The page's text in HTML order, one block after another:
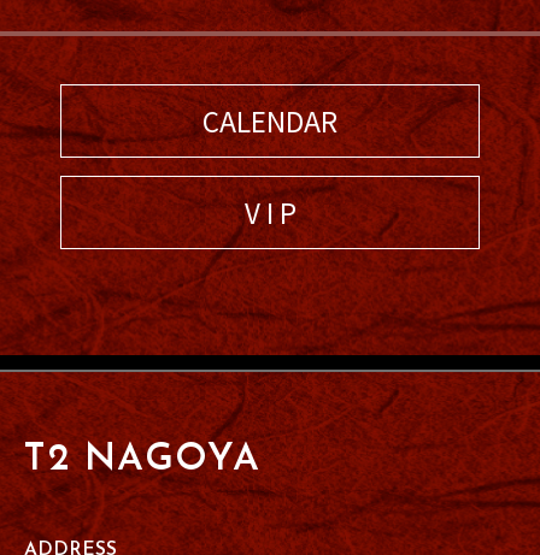
CALENDAR
V I P
T2 NAGOYA
ADDRESS